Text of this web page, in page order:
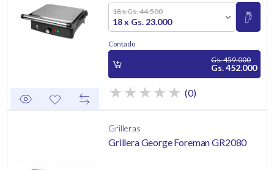
18 x Gs. 44.500
18 x Gs. 23.000
Contado
Gs. 459.000
Gs. 452.000
(0)
Grilleras
Grillera George Foreman GR2080